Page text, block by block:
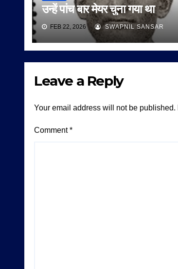
उन्हें पांच बार मेयर चुना गया था
FEB 22, 2026 SWAPNIL SANSAR
Leave a Reply
Your email address will not be published.
Comment*